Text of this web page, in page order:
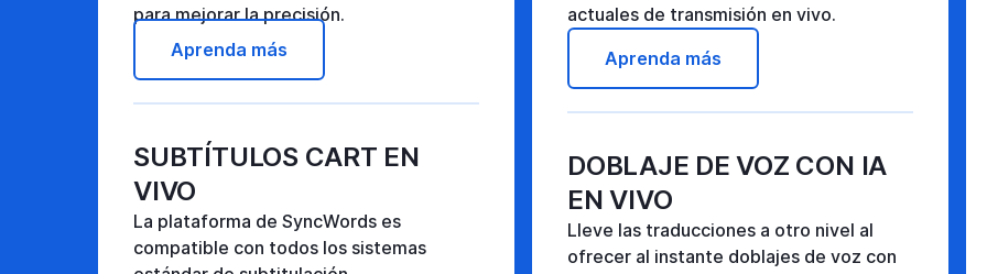
para mejorar la precisión.
Aprenda más
SUBTÍTULOS CART EN
VIVO
La plataforma de SyncWords es
compatible con todos los sistemas
actuales de transmisión en vivo.
Aprenda más
DOBLAJE DE VOZ CON IA
EN VIVO
Lleve las traducciones a otro nivel al
ofrecer al instante doblajes de voz con